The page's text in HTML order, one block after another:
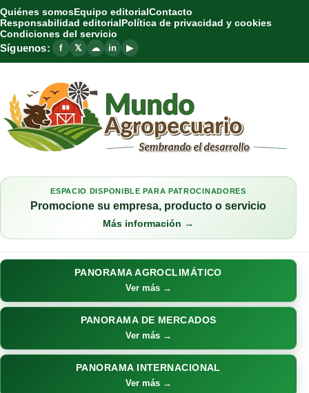
Quiénes somosEquipo editorialContacto
Responsabilidad editorialPolítica de privacidad y cookies
Condiciones del servicio
Síguenos: f 𝕏 ☁ in ▶
ESPACIO DISPONIBLE PARA PATROCINADORES
Promocione su empresa, producto o servicio
Más información →
PANORAMA AGROCLIMÁTICO
Ver más →
PANORAMA DE MERCADOS
Ver más →
PANORAMA INTERNACIONAL
Ver más →